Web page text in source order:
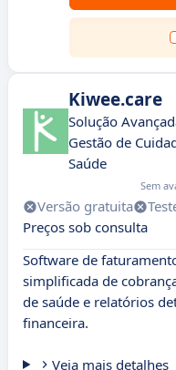
Kiwee.care
Solução
Gestão de
Saúde
Sem
Versão gratuita
Preços sob consulta
Software de
simplificada de
de saúde e relatórios
financeira.
Veja mais detalhes